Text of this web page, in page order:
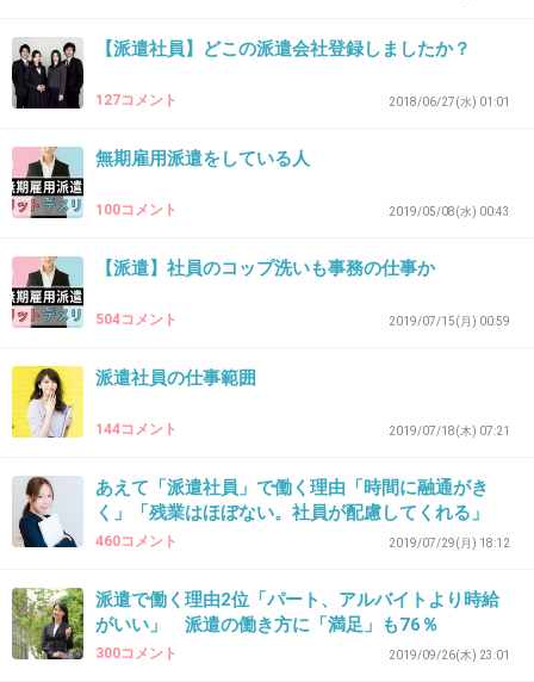
>>20
人材派遣ってそういう商売。こういうことが言
ら、高く売れる人でいてねってことだよ。
-1
33. 匿名2019/12/24(火) 21:54:00
「困った事があったら遠慮なく何でも話してく
ださいね。」と言われて、はーい！と返事はし
+58 -2
【派遣社員】どこの派遣会社登録しましたか？
127コメント 2018/06/27(水) 01:01
無期雇用派遣をしている人
100コメント 2019/05/08(水) 00:43
【派遣】社員のコップ洗いも事務の仕事か
504コメント 2019/07/15(月) 00:59
派遣社員の仕事範囲
144コメント 2019/07/18(木) 07:21
あえて「派遣社員」で働く理由「時間に融通がき
く」「残業はほぼない。社員が配慮してくれる」
460コメント 2019/07/29(月) 18:12
派遣で働く理由2位「パート、アルバイトより時給
がいい」 派遣の働き方に「満足」も76％
300コメント 2019/09/26(木) 23:01